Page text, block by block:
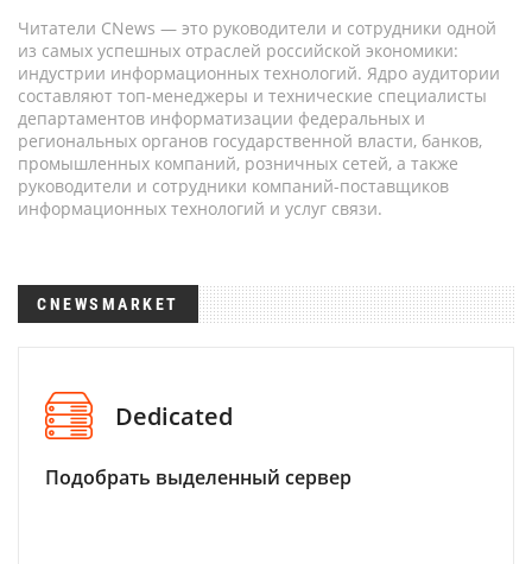
Читатели CNews — это руководители и сотрудники одной
из самых успешных отраслей российской экономики:
индустрии информационных технологий. Ядро аудитории
составляют топ-менеджеры и технические специалисты
департаментов информатизации федеральных и
региональных органов государственной власти, банков,
промышленных компаний, розничных сетей, а также
руководители и сотрудники компаний-поставщиков
информационных технологий и услуг связи.
CNEWSMARKET
Dedicated
Подобрать выделенный сервер